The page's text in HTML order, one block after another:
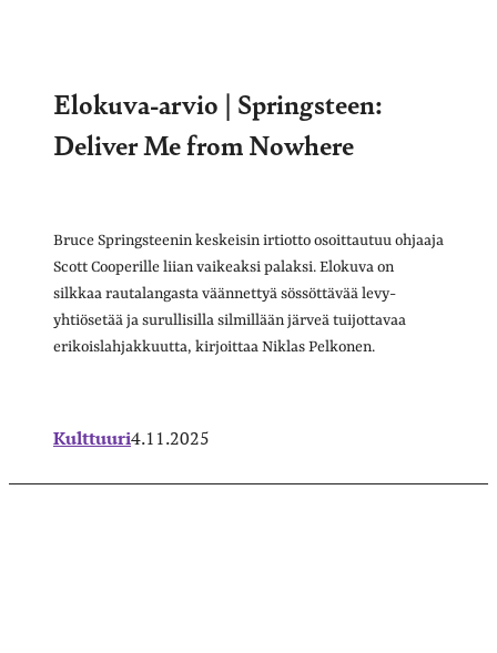
Elokuva-arvio | Springsteen:
Deliver Me from Nowhere
Bruce Springsteenin keskeisin irtiotto osoittautuu ohjaaja
Scott Cooperille liian vaikeaksi palaksi. Elokuva on
silkkaa rautalangasta väännettyä sössöttävää levy-
yhtiösetää ja surullisilla silmillään järveä tuijottavaa
erikoislahjakkuutta, kirjoittaa Niklas Pelkonen.
Kulttuuri4.11.2025